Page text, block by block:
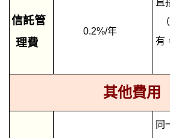
信託管
理費
0.2%/年
直
有
其他費用
同